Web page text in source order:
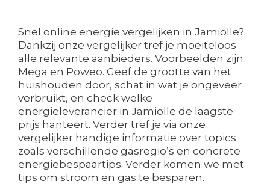
Snel online energie vergelijken in Jamiolle?
Dankzij onze vergelijker tref je moeiteloos
alle relevante aanbieders. Voorbeelden zijn
Mega en Poweo. Geef de grootte van het
huishouden door, schat in wat je ongeveer
verbruikt, en check welke
energieleverancier in Jamiolle de laagste
prijs hanteert. Verder tref je via onze
vergelijker handige informatie over topics
zoals verschillende gasregio’s en concrete
energiebespaartips. Verder komen we met
tips om stroom en gas te besparen.